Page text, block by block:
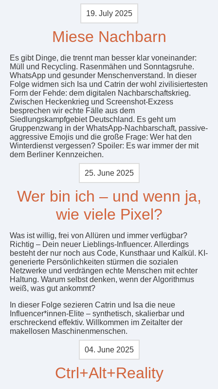
19. July 2025
Miese Nachbarn
Es gibt Dinge, die trennt man besser klar voneinander:
Müll und Recycling. Rasenmähen und Sonntagsruhe.
WhatsApp und gesunder Menschenverstand. In dieser
Folge widmen sich Isa und Catrin der wohl zivilisiertesten
Form der Fehde: dem digitalen Nachbarschaftskrieg.
Zwischen Heckenkrieg und Screenshot-Exzess
besprechen wir echte Fälle aus dem
Siedlungskampfgebiet Deutschland. Es geht um
Gruppenzwang in der WhatsApp-Nachbarschaft, passive-
aggressive Emojis und die große Frage: Wer hat den
Winterdienst vergessen? Spoiler: Es war immer der mit
dem Berliner Kennzeichen.
25. June 2025
Wer bin ich – und wenn ja,
wie viele Pixel?
Was ist willig, frei von Allüren und immer verfügbar?
Richtig – Dein neuer Lieblings-Influencer. Allerdings
besteht der nur noch aus Code, Kunsthaar und Kalkül. KI-
generierte Persönlichkeiten stürmen die sozialen
Netzwerke und verdrängen echte Menschen mit echter
Haltung. Warum selbst denken, wenn der Algorithmus
weiß, was gut ankommt?
In dieser Folge sezieren Catrin und Isa die neue
Influencer*innen-Elite – synthetisch, skalierbar und
erschreckend effektiv. Willkommen im Zeitalter der
makellosen Maschinenmenschen.
04. June 2025
Ctrl+Alt+Reality